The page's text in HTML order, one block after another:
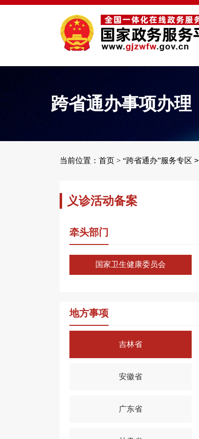
跨省通办事项办理
当前位置：首页 > “跨省通办”服务专区 >
义诊活动备案
牵头部门
国家卫生健康委员会
地方事项
吉林省
安徽省
广东省